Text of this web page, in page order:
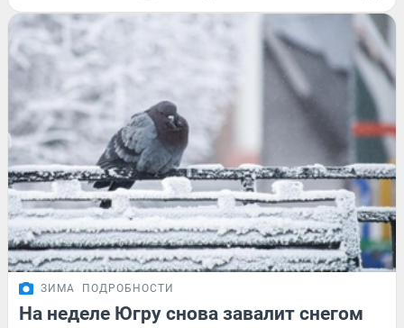
ЗИМА ПОДРОБНОСТИ
На неделе Югру снова завалит снегом